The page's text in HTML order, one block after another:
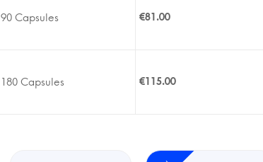
90 Capsules €81.00
180 Capsules €115.00